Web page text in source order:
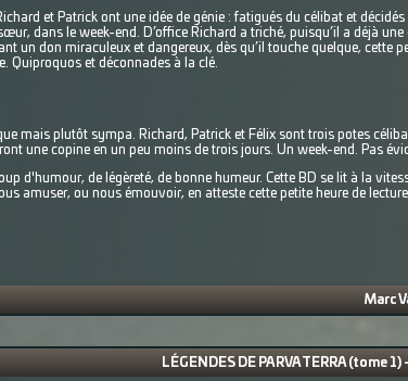
et Patrick ont une idée de génie : fatigués du célibat et
sœur, dans le week-end. D’office Richard a triché, puisqu’il a déjà
un don miraculeux et dangereux, dès qu’il touche quelque, cette
Quiproquos et déconnades à la clé.
mais plutôt sympa. Richard, Patrick et Félix sont trois potes
une copine en un peu moins de trois jours. Un week-end. Pas
d'humour, de légèreté, de bonne humeur. Cette BD se lit à la
amuser, ou nous émouvoir, en atteste cette petite heure de
Marc
LÉGENDES DE PARVA TERRA